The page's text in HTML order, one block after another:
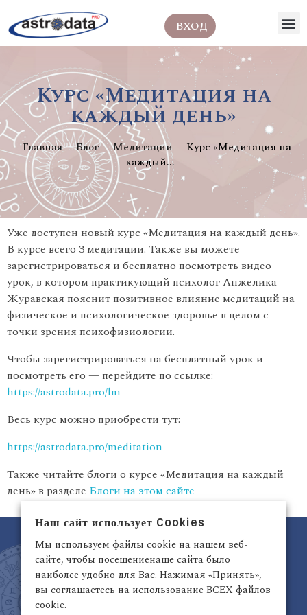
ВХОД
Курс «Медитация на
каждый день»
Главная Блог Медитации
Курс «Медитация на
каждый...
Уже доступен новый курс «Медитация на каждый день».
В курсе всего 3 медитации. Также вы можете
зарегистрироваться и бесплатно посмотреть видео
урок, в котором практикующий психолог Анжелика
Журавская пояснит позитивное влияние медитаций на
физическое и психологическое здоровье в целом с
точки зрения психофизиологии.
Чтобы зарегистрироваться на бесплатный урок и
посмотреть его — перейдите по ссылке:
https://astrodata.pro/lm
Весь курс можно приобрести тут:
https://astrodata.pro/meditation
Также читайте блоги о курсе «Медитация на каждый
день» в разделе Блоги на этом сайте
Латвия, Рига,
Наш сайт использует Cookies
Мы используем файлы cookie на нашем веб-
сайте, чтобы посещениенаше сайта было
наиболее удобно для Вас. Нажимая «Принять»,
вы соглашаетесь на использование ВСЕХ файлов
cookie.